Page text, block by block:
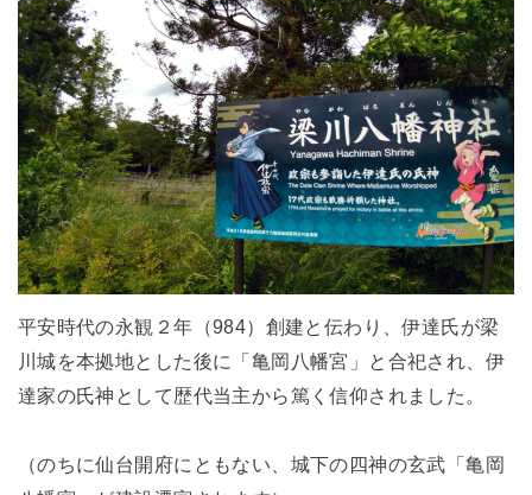
平安時代の永観２年（984）創建と伝わり、伊達氏が梁
川城を本拠地とした後に「亀岡八幡宮」と合祀され、伊
達家の氏神として歴代当主から篤く信仰されました。
（のちに仙台開府にともない、城下の四神の玄武「亀岡